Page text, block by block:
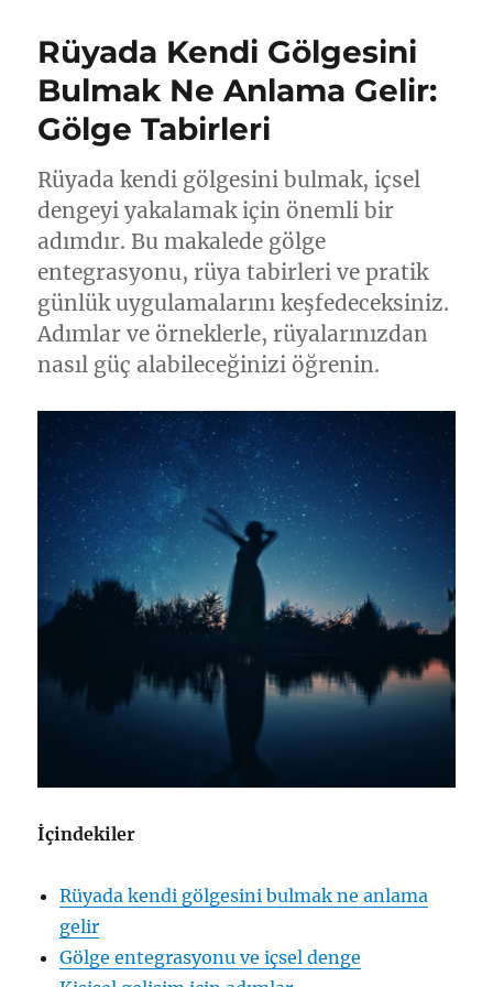
Rüyada Kendi Gölgesini
Bulmak Ne Anlama Gelir:
Gölge Tabirleri
Rüyada kendi gölgesini bulmak, içsel
dengeyi yakalamak için önemli bir
adımdır. Bu makalede gölge
entegrasyonu, rüya tabirleri ve pratik
günlük uygulamalarını keşfedeceksiniz.
Adımlar ve örneklerle, rüyalarınızdan
nasıl güç alabileceğinizi öğrenin.
İçindekiler
Rüyada kendi gölgesini bulmak ne anlama
gelir
Gölge entegrasyonu ve içsel denge